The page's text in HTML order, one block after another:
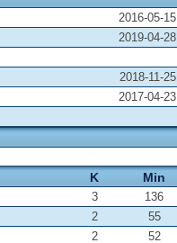
2016-05-15
2019-04-28
2018-11-25
2017-04-23
K Min
3 136
2 55
2 52